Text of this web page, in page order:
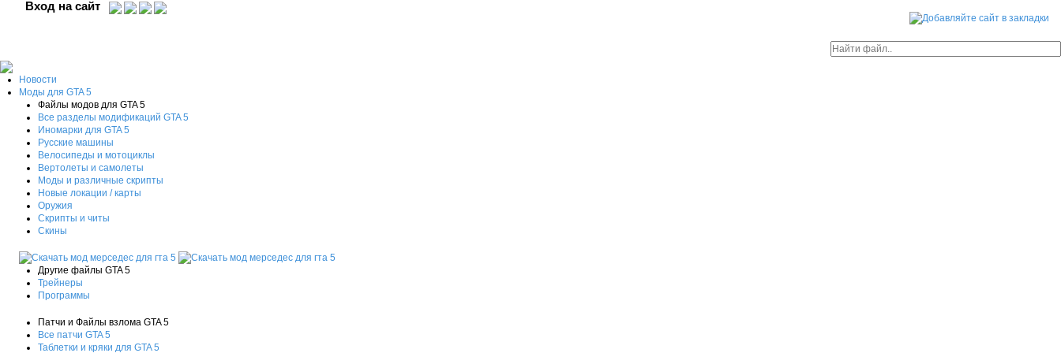
Вход на сайт
Новости
Моды для GTA 5
Файлы модов для GTA 5
Все разделы модификаций GTA 5
Иномарки для GTA 5
Русские машины
Велосипеды и мотоциклы
Вертолеты и самолеты
Моды и различные скрипты
Новые локации / карты
Оружия
Скрипты и читы
Скины
Другие файлы GTA 5
Трейнеры
Программы
Патчи и Файлы взлома GTA 5
Все патчи GTA 5
Таблетки и кряки для GTA 5